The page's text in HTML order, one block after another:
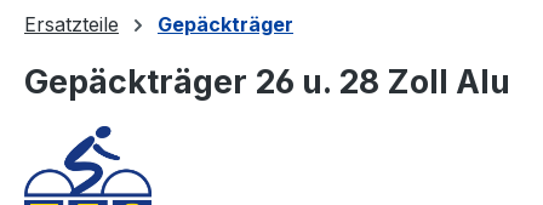
Ersatzteile Gepäckträger
Gepäckträger 26 u. 28 Zoll Alu